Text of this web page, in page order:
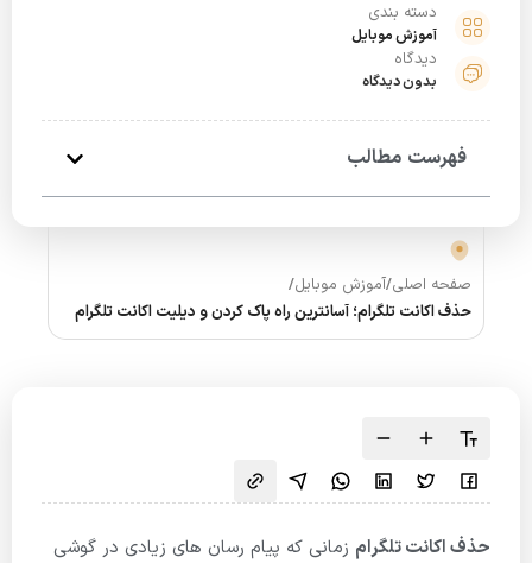
دسته بندی
آموزش موبایل
دیدگاه
بدون دیدگاه
فهرست مطالب
صفحه اصلی/آموزش موبایل/
حذف اکانت تلگرام؛ آسانترین راه پاک کردن و دیلیت اکانت تلگرام
حذف اکانت تلگرام زمانی که پیام رسان های زیادی در گوشی